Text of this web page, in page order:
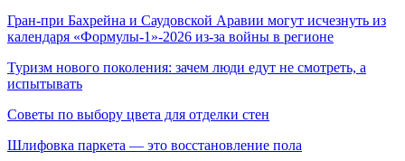
Гран-при Бахрейна и Саудовской Аравии могут исчезнуть из
календаря «Формулы-1»-2026 из-за войны в регионе
Туризм нового поколения: зачем люди едут не смотреть, а
испытывать
Советы по выбору цвета для отделки стен
Шлифовка паркета — это восстановление пола